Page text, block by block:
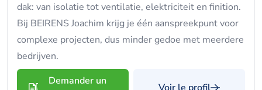
dak: van isolatie tot ventilatie, elektriciteit en finition.
Bij BEIRENS Joachim krijg je één aanspreekpunt voor
complexe projecten, dus minder gedoe met meerdere
bedrijven.
Demander un